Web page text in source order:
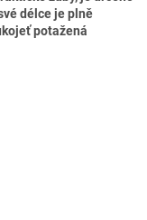
délce je plně
potažená